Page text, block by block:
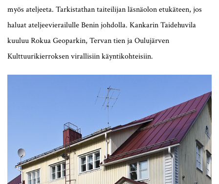
myös ateljeeta. Tarkistathan taiteilijan läsnäolon etukäteen, jos
haluat ateljeevierailulle Benin johdolla. Kankarin Taidehuvila
kuuluu Rokua Geoparkin, Tervan tien ja Oulujärven
Kulttuurikierroksen virallisiin käyntikohteisiin.